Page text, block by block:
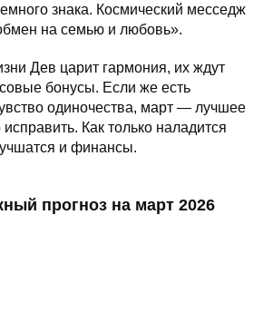
знака. Космический месседж
на семью и любовь».
Дев царит гармония, их ждут
бонусы. Если же есть
одиночества, март — лучшее
Как только наладится
и финансы.
прогноз на март 2026